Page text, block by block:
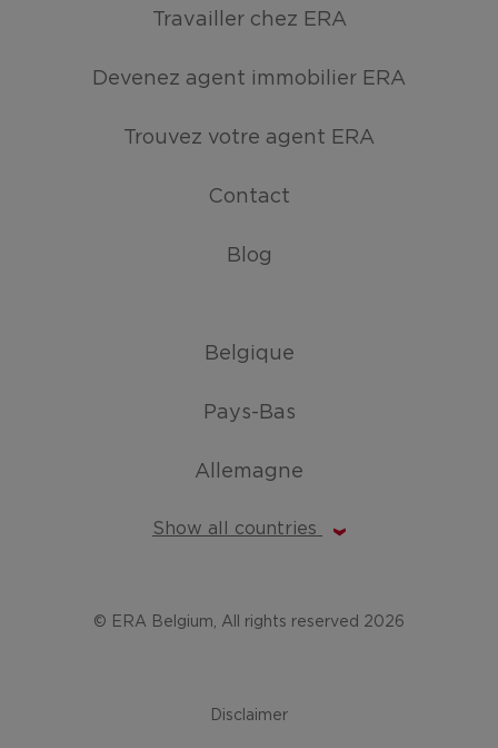
Travailler chez ERA
Devenez agent immobilier ERA
Trouvez votre agent ERA
Contact
Blog
Belgique
Pays-Bas
Allemagne
Show all countries
© ERA Belgium, All rights reserved 2026
Disclaimer